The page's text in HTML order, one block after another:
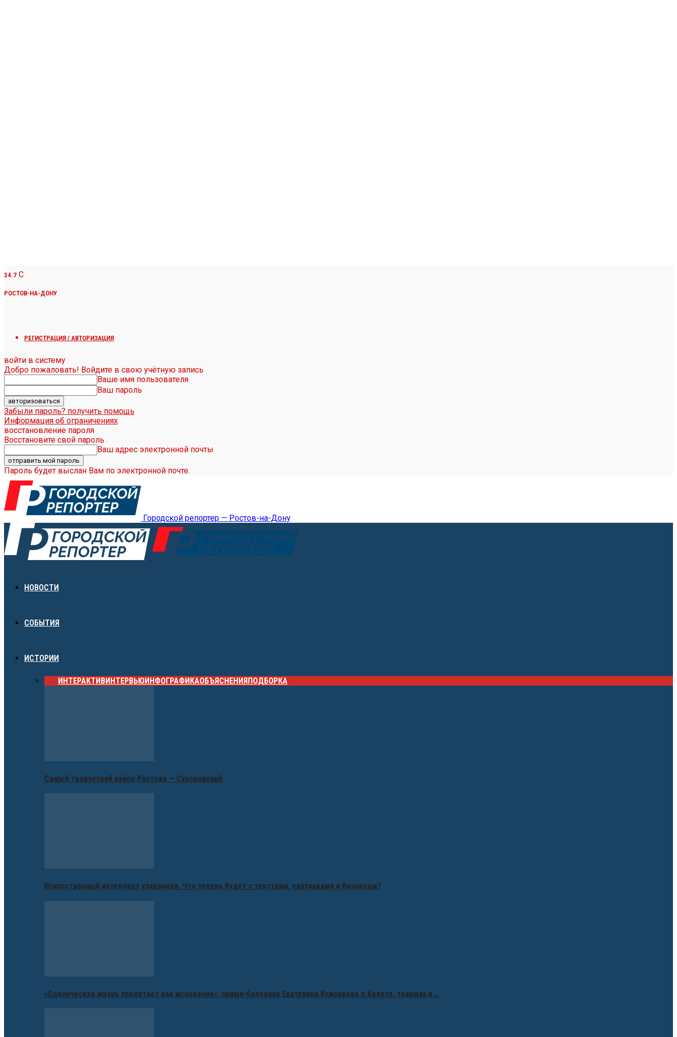
34.7 C
РОСТОВ-НА-ДОНУ
РЕГИСТРАЦИЯ / АВТОРИЗАЦИЯ
войти в систему
Добро пожаловать! Войдите в свою учётную запись
Ваше имя пользователя
Ваш пароль
Забыли пароль? получить помощь
Информация об ограничениях
восстановление пароля
Восстановите свой пароль
Ваш адрес электронной почты
Пароль будет выслан Вам по электронной почте.
Городской репортер — Ростов-на-Дону
НОВОСТИ
СОБЫТИЯ
ИСТОРИИ
ИНТЕРАКТИВИНТЕРВЬЮИНФОГРАФИКАОБЪЯСНЕНИЯПОДБОРКА
Самый творческий район Ростова — Суворовский
Искусственный интеллект узаконили. Что теперь будет с текстами, картинками и бизнесом?
«Сценическая жизнь пролетает как мгновение»: прима-балерина Екатерина Кужнурова о балете, травмах и …